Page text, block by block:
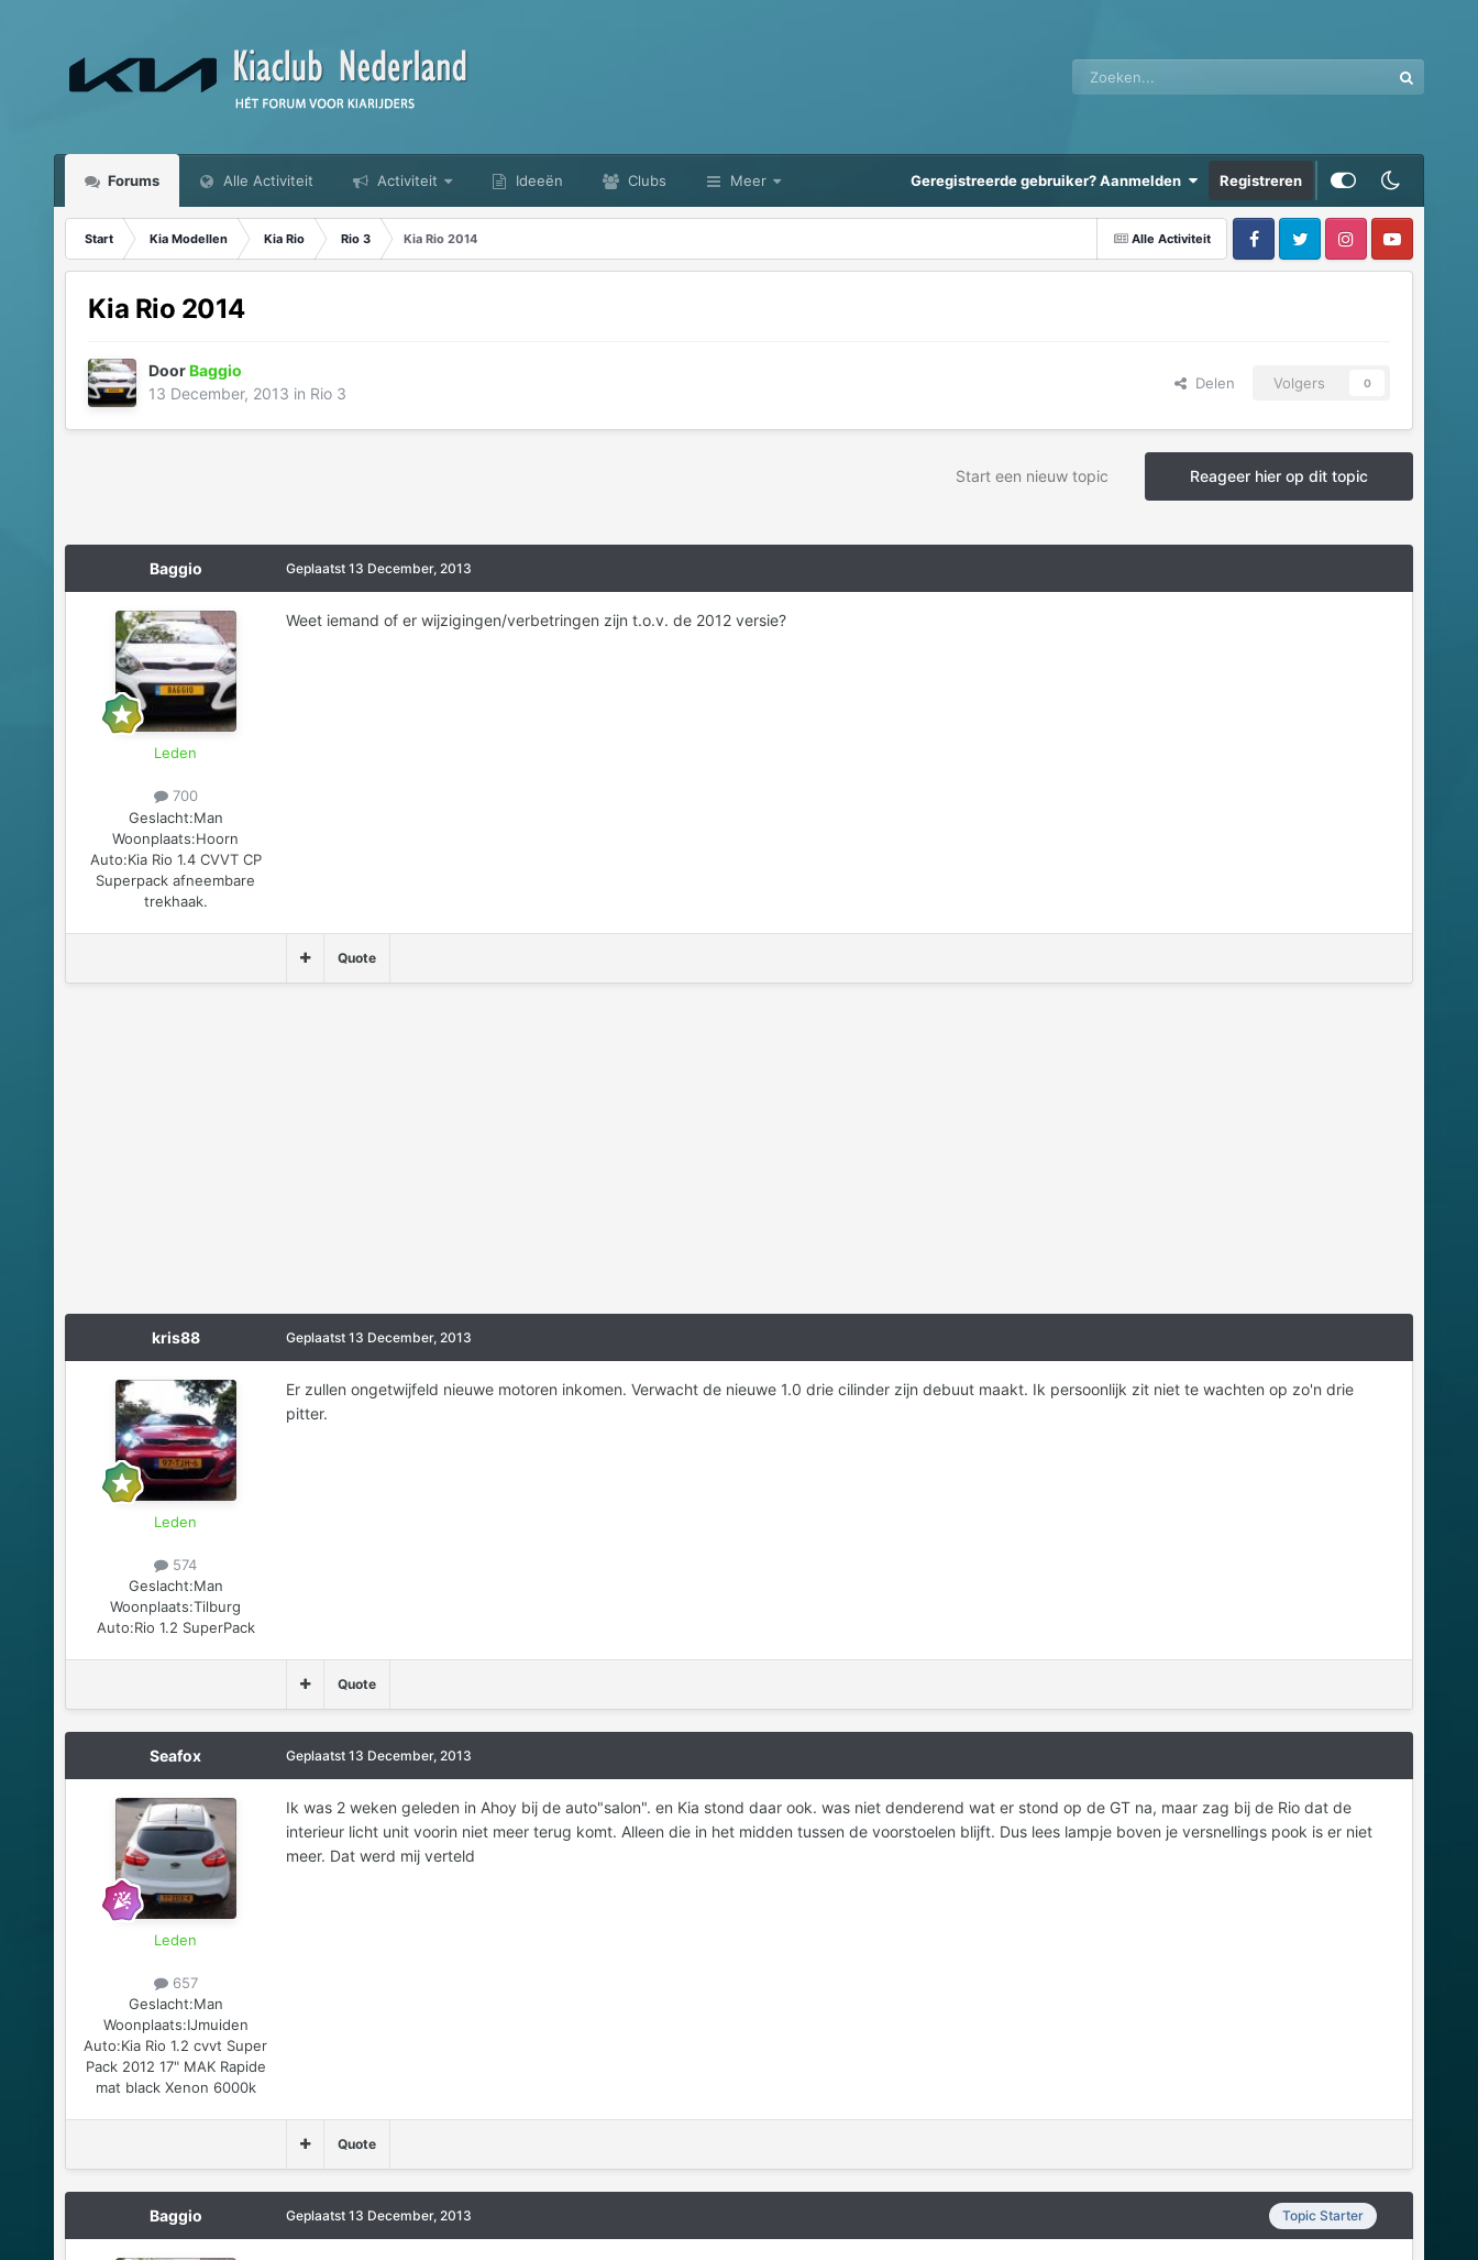
Forums Alle Activiteit Activiteit Ideeën Clubs Meer Geregistreerde gebruiker? Aanmelden Registreren
Alle Activiteit
Start Kia Modellen Kia Rio Rio 3 Kia Rio 2014
Kia Rio 2014
DoorBaggio
13 December, 2013 in Rio 3
Delen Volgers 0
Reageer hier op dit topic
Start een nieuw topic
Baggio
Leden
700
Geslacht:Man
Woonplaats:Hoorn
Auto:Kia Rio 1.4 CVVT CP
Superpack afneembare
trekhaak.
Geplaatst 13 December, 2013
Weet iemand of er wijzigingen/verbetringen zijn t.o.v. de 2012 versie?
Quote
kris88
Leden
574
Geslacht:Man
Woonplaats:Tilburg
Auto:Rio 1.2 SuperPack
Geplaatst 13 December, 2013
Er zullen ongetwijfeld nieuwe motoren inkomen. Verwacht de nieuwe 1.0 drie cilinder zijn debuut maakt. Ik persoonlijk zit niet te wachten op zo'n drie
pitter.
Quote
Seafox
Leden
657
Geslacht:Man
Woonplaats:IJmuiden
Auto:Kia Rio 1.2 cvvt Super
Pack 2012 17" MAK Rapide
mat black Xenon 6000k
Geplaatst 13 December, 2013
Ik was 2 weken geleden in Ahoy bij de auto"salon". en Kia stond daar ook. was niet denderend wat er stond op de GT na, maar zag bij de Rio dat de
interieur licht unit voorin niet meer terug komt. Alleen die in het midden tussen de voorstoelen blijft. Dus lees lampje boven je versnellings pook is er niet
meer. Dat werd mij verteld
Quote
Baggio Topic Starter
Geplaatst 13 December, 2013